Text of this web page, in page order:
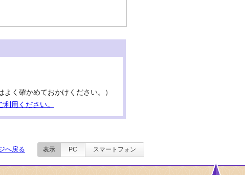
く確かめておかけください。）
用ください。
へ戻る 表示 PC スマートフォン